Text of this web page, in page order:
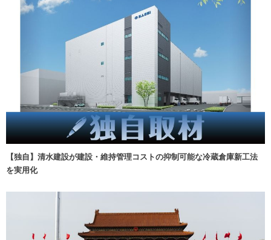
【独自】清水建設が建設・維持管理コストの抑制可能な冷蔵倉庫新工法
を実用化